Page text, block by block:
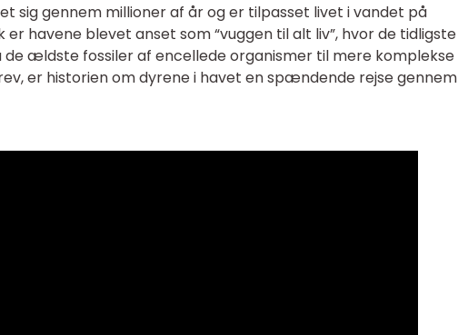
sig gennem millioner af år og er tilpasset livet i vandet på
er havene blevet anset som “vuggen til alt liv”, hvor de tidligste
de ældste fossiler af encellede organismer til mere komplekse
er historien om dyrene i havet en spændende rejse gennem